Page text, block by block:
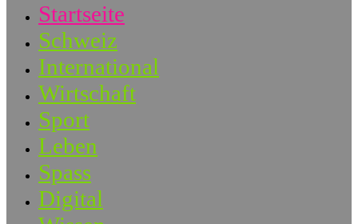
Startseite
Schweiz
International
Wirtschaft
Sport
Leben
Spass
Digital